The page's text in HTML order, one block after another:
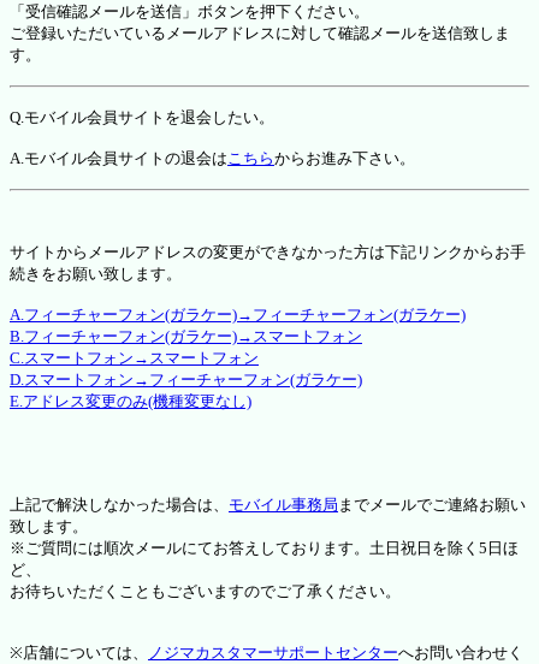
「受信確認メールを送信」ボタンを押下ください。
ご登録いただいているメールアドレスに対して確認メールを送信致しま
す。
Q.モバイル会員サイトを退会したい。
A.モバイル会員サイトの退会はこちらからお進み下さい。
サイトからメールアドレスの変更ができなかった方は下記リンクからお手
続きをお願い致します。
A.フィーチャーフォン(ガラケー)→フィーチャーフォン(ガラケー)
B.フィーチャーフォン(ガラケー)→スマートフォン
C.スマートフォン→スマートフォン
D.スマートフォン→フィーチャーフォン(ガラケー)
E.アドレス変更のみ(機種変更なし)
上記で解決しなかった場合は、 モバイル事務局 までメールでご連絡お願い
致します。
※ご質問には順次メールにてお答えしております。土日祝日を除く5日ほ
ど、
お待ちいただくこともございますのでご了承ください。
※店舗については、 ノジマカスタマーサポートセンターへお問い合わせく